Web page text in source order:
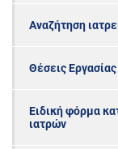
Αναζήτηση
Θέσεις
Ειδική φόρμα
ιατρών